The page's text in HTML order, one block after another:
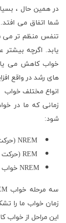
در همین حال ،
تنفس منظم تر می
یابد. اگرچه بیشتر
خواب کاهش می
های رشد در واقع
انواع مختلف خواب
زمانی که ما در
شود:
NREM
REM
NREM خواب
سه مرحله خواب
این مراحل از خواب